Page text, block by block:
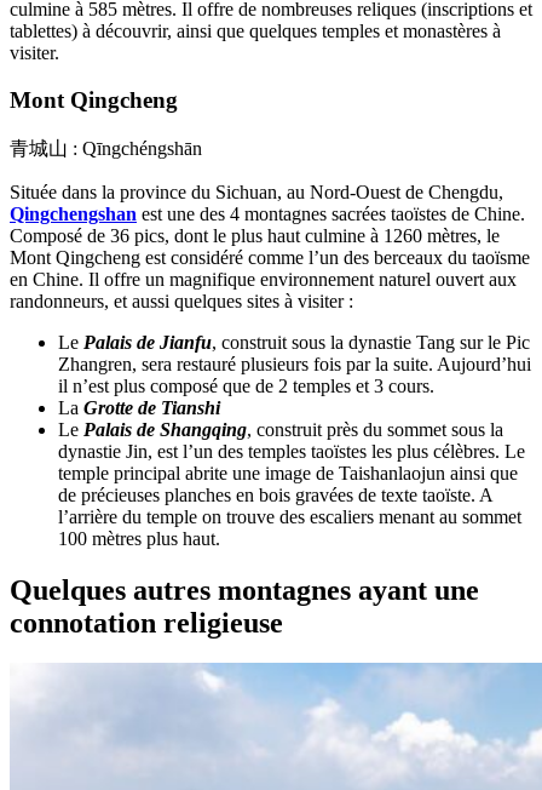
culmine à 585 mètres. Il offre de nombreuses reliques (inscriptions et
tablettes) à découvrir, ainsi que quelques temples et monastères à
visiter.
Mont Qingcheng
青城山 : Qīngchéngshān
Située dans la province du Sichuan, au Nord-Ouest de Chengdu,
Qingchengshan est une des 4 montagnes sacrées taoïstes de Chine.
Composé de 36 pics, dont le plus haut culmine à 1260 mètres, le
Mont Qingcheng est considéré comme l’un des berceaux du taoïsme
en Chine. Il offre un magnifique environnement naturel ouvert aux
randonneurs, et aussi quelques sites à visiter :
Le Palais de Jianfu, construit sous la dynastie Tang sur le Pic
Zhangren, sera restauré plusieurs fois par la suite. Aujourd’hui
il n’est plus composé que de 2 temples et 3 cours.
La Grotte de Tianshi
Le Palais de Shangqing, construit près du sommet sous la
dynastie Jin, est l’un des temples taoïstes les plus célèbres. Le
temple principal abrite une image de Taishanlaojun ainsi que
de précieuses planches en bois gravées de texte taoïste. A
l’arrière du temple on trouve des escaliers menant au sommet
100 mètres plus haut.
Quelques autres montagnes ayant une
connotation religieuse